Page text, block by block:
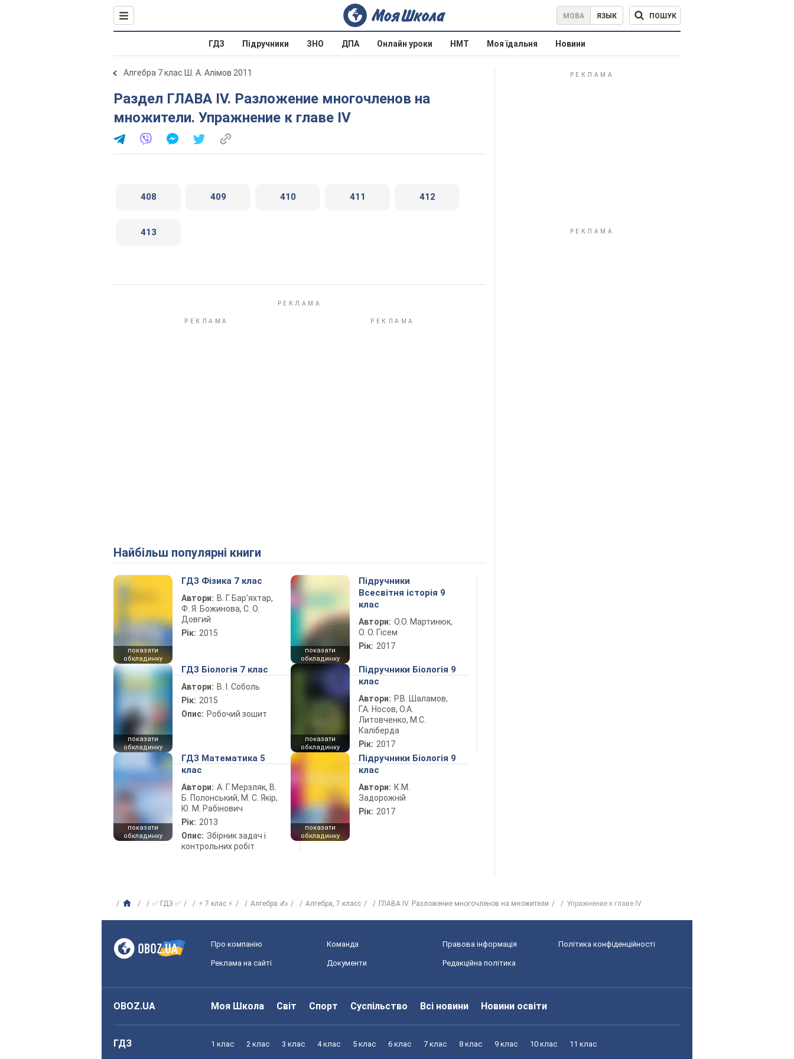
МОВА ЯЗЫК ПОШУК
ГДЗ Підручники ЗНО ДПА Онлайн уроки НМТ Моя їдальня Новини
Алгебра 7 клас Ш. А. Алімов 2011
Раздел ГЛАВА IV. Разложение многочленов на
множители. Упражнение к главе IV
408 409 410 411 412
413
Найбільш популярні книги
показати
обкладинку
ГДЗ Фізика 7 клас
Автори: В. Г. Бар’яхтар,
Ф. Я. Божинова, С. О.
Довгий
Рік: 2015
показати
обкладинку
Підручники
Всесвітня історія 9
клас
Автори: О.О. Мартинюк,
О. О. Гісем
Рік: 2017
показати
обкладинку
ГДЗ Біологія 7 клас
Автори: В. І. Соболь
Рік: 2015
Опис: Робочий зошит
показати
обкладинку
Підручники Біологія 9
клас
Автори: Р.В. Шаламов,
Г.А. Носов, О.А.
Литовченко, М.С.
Каліберда
Рік: 2017
показати
обкладинку
ГДЗ Математика 5
клас
Автори: А. Г. Мерзляк, В.
Б. Полонський, М. С. Якір,
Ю. М. Рабінович
Рік: 2013
Опис: Збірник задач і
контрольних робіт
показати
обкладинку
Підручники Біологія 9
клас
Автори: К.М.
Задорожній
Рік: 2017
✅ ГДЗ ✅ ⚡ 7 клас ⚡ Алгебра ✍ Алгебра, 7 класс ГЛАВА IV. Разложение многочленов на множители Упражнение к главе IV
Про компанію Команда Правова інформація Політика конфіденційності
Реклама на сайті Документи Редакційна політика
OBOZ.UA Моя Школа Світ Спорт Суспільство Всі новини Новини освіти
ГДЗ 1 клас 2 клас 3 клас 4 клас 5 клас 6 клас 7 клас 8 клас 9 клас 10 клас 11 клас